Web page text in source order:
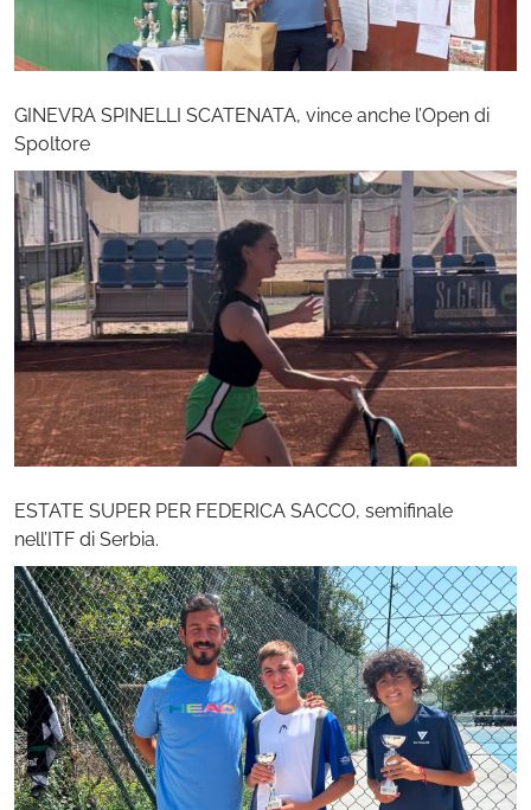
GINEVRA SPINELLI SCATENATA, vince anche l’Open di
Spoltore
ESTATE SUPER PER FEDERICA SACCO, semifinale
nell’ITF di Serbia.